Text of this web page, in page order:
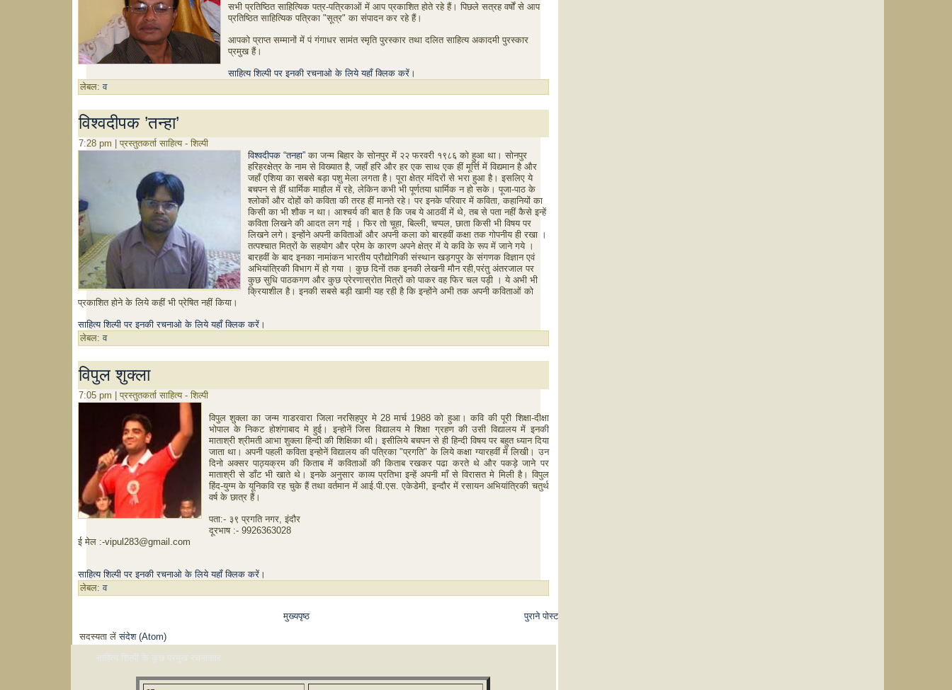
सभी प्रतिष्ठित साहित्यिक पत्र-पत्रिकाओं में आप प्रकाशित होते रहे हैं। पिछले सत्रह वर्षों से आप
प्रतिष्ठित साहित्यिक पत्रिका "सूत्र" का संपादन कर रहे हैं।
आपको प्राप्त सम्मानों में पं गंगाधर सामंत स्मृति पुरस्कार तथा दलित साहित्य अकादमी पुरस्कार
प्रमुख हैं।
साहित्य शिल्पी पर इनकी रचनाओ के लिये यहाँ क्लिक करें।
लेबल: व
विश्वदीपक ’तन्हा’
7:28 pm | प्रस्तुतकर्ता साहित्य - शिल्पी
विश्वदीपक “तनहा”का जन्म बिहार के सोनपुर में २२ फरवरी १९८६ को हुआ था। सोनपुर
हरिहरक्षेत्र के नाम से विख्यात है, जहाँ हरि और हर एक साथ एक हीं मूर्त्ति में विद्यमान है और
जहाँ एशिया का सबसे बड़ा पशु मेला लगता है। पूरा क्षेत्र मंदिरों से भरा हुआ है। इसलिए ये
बचपन से हीं धार्मिक माहौल में रहे, लेकिन कभी भी पूर्णतया धार्मिक न हो सके। पूजा-पाठ के
श्लोकों और दोहों को कविता की तरह हीं मानते रहे। पर इनके परिवार में कविता, कहानियों का
किसी का भी शौक न था। आश्चर्य की बात है कि जब ये आठवीं में थे, तब से पता नहीं कैसे इन्हें
कविता लिखने की आदत लग गई । फिर तो चूहा, बिल्ली, चप्पल, छाता किसी भी विषय पर
लिखने लगे। इन्होंने अपनी कविताओं और अपनी कला को बारहवीं कक्षा तक गोपनीय ही रखा ।
तत्पश्चात मित्रों के सहयोग और प्रेम के कारण अपने क्षेत्र में ये कवि के रूप में जाने गये ।
बारहवीं के बाद इनका नामांकन भारतीय प्रौद्योगिकी संस्थान खड़गपुर के संगणक विज्ञान एवं
अभियांत्रिकी विभाग में हो गया । कुछ दिनों तक इनकी लेखनी मौन रही,परंतु अंतरजाल पर
कुछ सुधि पाठकगण और कुछ प्रेरणास्रोत मित्रों को पाकर वह फिर चल पड़ी । ये अभी भी
क्रियाशील है। इनकी सबसे बड़ी खामी यह रही है कि इन्होंने अभी तक अपनी कविताओं को
प्रकाशित होने के लिये कहीं भी प्रेषित नहीं किया।
साहित्य शिल्पी पर इनकी रचनाओ के लिये यहाँ क्लिक करें।
लेबल: व
विपुल शुक्ला
7:05 pm | प्रस्तुतकर्ता साहित्य - शिल्पी
विपुल शुक्ला का जन्म गाडरवारा जिला नरसिहपुर मे28मार्च1988को हुआ। कवि की पूरी शिक्षा-दीक्षा
भोपाल के निकट होशंगाबाद मे हुई। इन्होनें जिस विद्यालय मे शिक्षा ग्रहण की उसी विद्यालय में इनकी
माताश्री श्रीमती आभा शुक्ला हिन्दी की शिक्षिका थी। इसीलिये बचपन से ही हिन्दी विषय पर बहुत ध्यान दिया
जाता था। अपनी पहली कविता इन्होनें विद्यालय की पत्रिका "प्रगति"के लिये कक्षा ग्यारहवीं में लिखी। उन
दिनो अक्सर पाठ्यक्रम की किताब में कविताओं की किताब रखकर पढा करते थे और पकड़े जाने पर
माताश्री से डाँट भी खाते थे। इनके अनुसार काव्य प्रतिभा इन्हें अपनी माँ से विरासत मे मिली है। विपुल
हिंद-युग्म के यूनिकवि रह चुके हैं तथा वर्तमान में आई.पी .एस .एकेडेमी ,इन्दौर में रसायन अभियांत्रिकी चतुर्थ
वर्ष के छात्र हैं।
पता:- ३९ प्रगति नगर,इंदौर
दूरभाष:- 9926363028
ई मेल:-vipul283@gmail.com
साहित्य शिल्पी पर इनकी रचनाओ के लिये यहाँ क्लिक करें।
लेबल: व
पुराने पोस्ट
मुख्यपृष्ठ
सदस्यता लेंसंदेश (Atom)
साहित्य शिल्पी के कुछ प्रमुख रचनाकार